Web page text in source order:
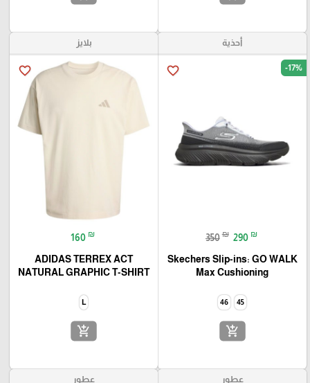
أحذية
favorite_border -17%
350 ₪ 290 ₪
Skechers Slip-ins: GO WALK
Max Cushioning
45
46
add_shopping_cart
بلايز
favorite_border
160 ₪
ADIDAS TERREX ACT
NATURAL GRAPHIC T-SHIRT
L
add_shopping_cart
عطور عطور